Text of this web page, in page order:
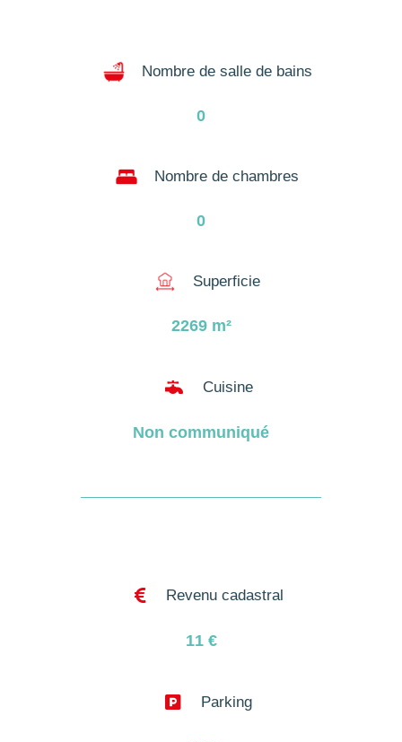
Nombre de salle de bains
0
Nombre de chambres
0
Superficie
2269 m²
 Cuisine
Non communiqué
 Revenu cadastral
11 €
 Parking